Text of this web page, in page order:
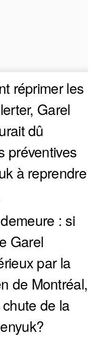
réprimer les
Garel
dû
préventives
à reprendre
: si
Garel
par la
de Montréal,
de la